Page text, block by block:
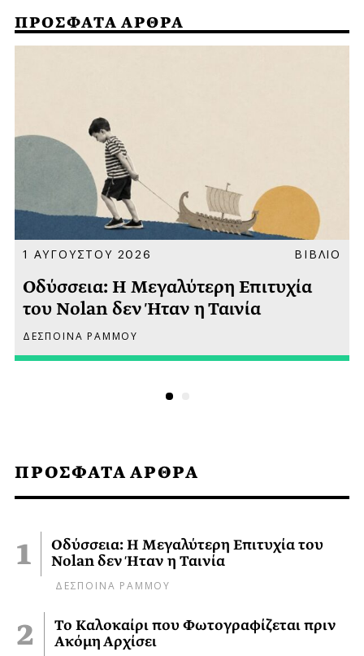
ΠΡΟΣΦΑΤΑ ΑΡΘΡΑ
Οδύσσεια: Η Μεγαλύτερη Επιτυχία του
Nolan δεν Ήταν η Ταινία
ΔΕΣΠΟΙΝΑ ΡΑΜΜΟΥ
Το Καλοκαίρι που Φωτογραφίζεται πριν
Ακόμη Αρχίσει
ΠΡΟΣΦΑΤΑ ΑΡΘΡΑ
1 ΑΥΓΟΥΣΤΟΥ 2026 ΒΙΒΛΙΟ
Οδύσσεια: Η Μεγαλύτερη Επιτυχία
του Nolan δεν Ήταν η Ταινία
ΔΕΣΠΟΙΝΑ ΡΑΜΜΟΥ